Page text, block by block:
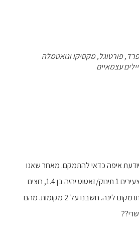
פורטוגל, מקסיקו וגואטמלה
עצמאיים
יודעת איפה כדאי להתמקם. מאחר שאנו
יוצאים 2 מבוגרים(סבים) 4 צעירים 1 תינוק/זאטוט יהיה בן 1.4, רוצים
להישאר כמה שאפשר באותו מקום לינה. חשבנו על 2 מקומות. מהם